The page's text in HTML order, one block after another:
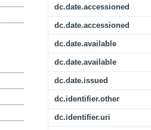
dc.date.accessioned
dc.date.accessioned
dc.date.available
dc.date.available
dc.date.issued
dc.identifier.other
dc.identifier.uri